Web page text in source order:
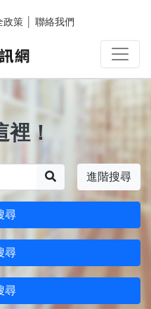
政策 聯絡我們
！
進階搜尋
尋
尋
尋